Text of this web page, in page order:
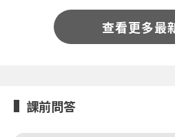
重設密碼
取消
查看更多最
課前問答